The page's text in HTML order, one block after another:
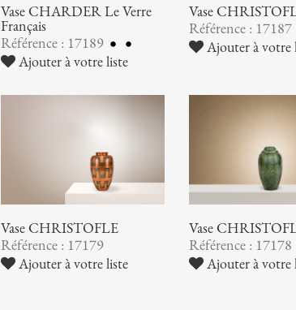
Vase CHARDER Le Verre
Français
Référence : 17189
Ajouter à votre liste
Vase
Référence : 17187
Ajouter à votre
Vase CHRISTOFLE
Référence : 17179
Ajouter à votre liste
Vase
Référence : 17178
Ajouter à votre